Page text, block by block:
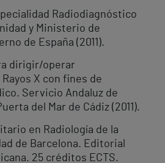
Radiodiagnóstico
y Ministerio de
de España (2011).
dirigir/operar
X con fines de
Servicio Andaluz de
del Mar de Cádiz (2011).
en Radiología de la
de Barcelona. Editorial
25 créditos ECTS.